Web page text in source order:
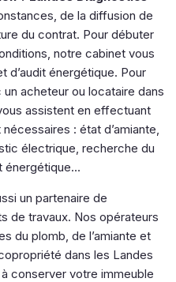
de la diffusion de
du contrat. Pour débuter
notre cabinet vous
d’audit énergétique. Pour
acheteur ou locataire dans
assistent en effectuant
: état d’amiante,
électrique, recherche du
énergétique…
un partenaire de
de travaux. Nos opérateurs
du plomb, de l’amiante et
dans les Landes
conserver votre immeuble